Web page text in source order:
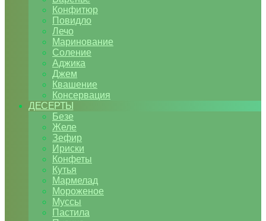
Конфитюр
Повидло
Лечо
Маринование
Соление
Аджика
Джем
Квашение
Консервация
ДЕСЕРТЫ
Безе
Желе
Зефир
Ириски
Конфеты
Кутья
Мармелад
Мороженое
Муссы
Пастила